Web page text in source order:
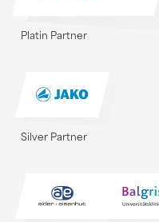
Platin Partner
Silver Partner